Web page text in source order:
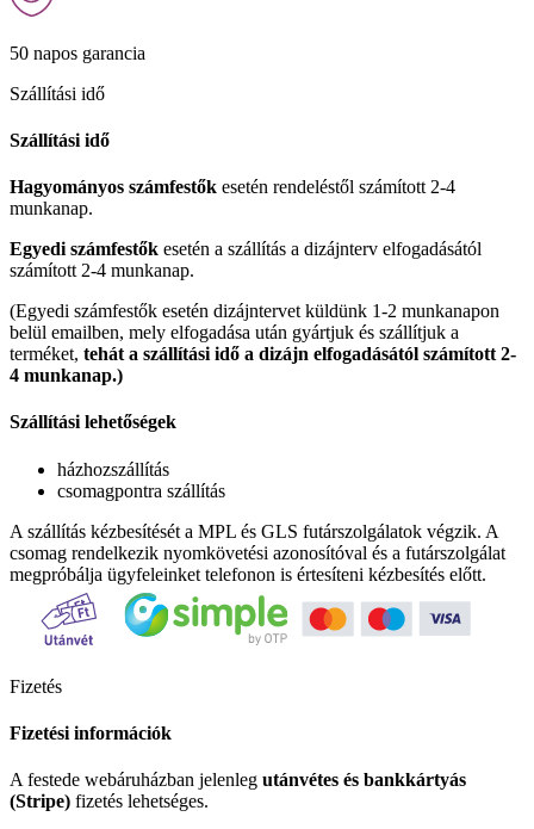
50 napos garancia
Szállítási idő
Szállítási idő
Hagyományos számfestők esetén rendeléstől számított 2-4
munkanap.
Egyedi számfestők esetén a szállítás a dizájnterv elfogadásától
számított 2-4 munkanap.
(Egyedi számfestők esetén dizájntervet küldünk 1-2 munkanapon
belül emailben, mely elfogadása után gyártjuk és szállítjuk a
terméket, tehát a szállítási idő a dizájn elfogadásától számított 2-
4 munkanap.)
Szállítási lehetőségek
házhozszállítás
csomagpontra szállítás
A szállítás kézbesítését a MPL és GLS futárszolgálatok végzik. A
csomag rendelkezik nyomkövetési azonosítóval és a futárszolgálat
megpróbálja ügyfeleinket telefonon is értesíteni kézbesítés előtt.
Fizetés
Fizetési információk
A festede webáruházban jelenleg utánvétes és bankkártyás
(Stripe) fizetés lehetséges.